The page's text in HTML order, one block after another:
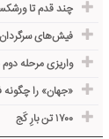
چند قدم تا
فیش‌های سرگردان
واریزی مرحله
«جهان» را چگونه
۱۷۰۰ تن بارِ کَج